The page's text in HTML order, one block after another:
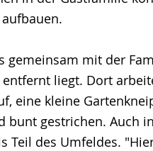
gemeinsam mit der
liegt. Dort
eine kleine
bunt gestrichen. Auch
Teil des Umfeldes.